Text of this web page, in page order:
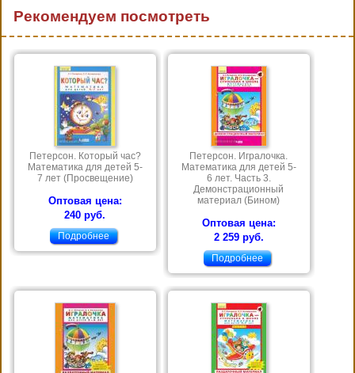
Рекомендуем посмотреть
Петерсон. Который час?
Математика для детей 5-
7 лет (Просвещение)
Оптовая цена:
240 руб.
Подробнее
Петерсон. Игралочка.
Математика для детей 5-
6 лет. Часть 3.
Демонстрационный
материал (Бином)
Оптовая цена:
2 259 руб.
Подробнее